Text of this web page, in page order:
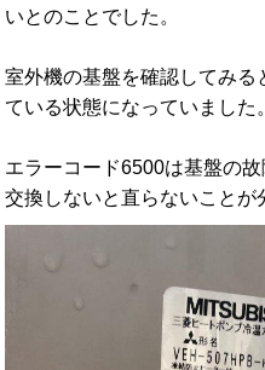
いとのことでした。
室外機の基盤を確認してみ
ている状態になっていました。
エラーコード6500は基盤の
交換しないと直らないことが